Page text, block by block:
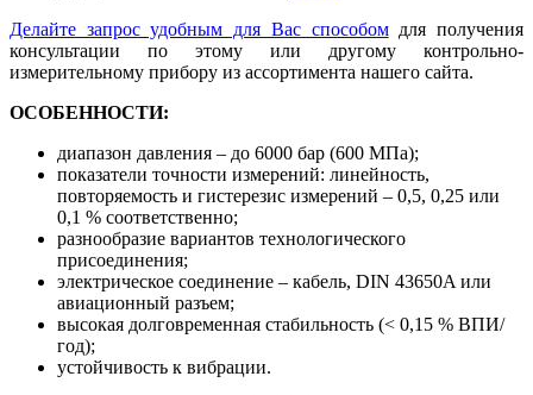
Делайте запрос удобным для Вас способомдля получения
консультации по этому или другому контрольно-
измерительному прибору из ассортимента нашего сайта.
ОСОБЕННОСТИ:
диапазон давления – до 6000 бар (600 МПа);
показатели точности измерений: линейность,
повторяемость и гистерезис измерений – 0,5, 0,25 или
0,1 % соответственно;
разнообразие вариантов технологического
присоединения;
электрическое соединение – кабель, DIN 43650A или
авиационный разъем;
высокая долговременная стабильность (< 0,15 % ВПИ/
год);
устойчивость к вибрации.